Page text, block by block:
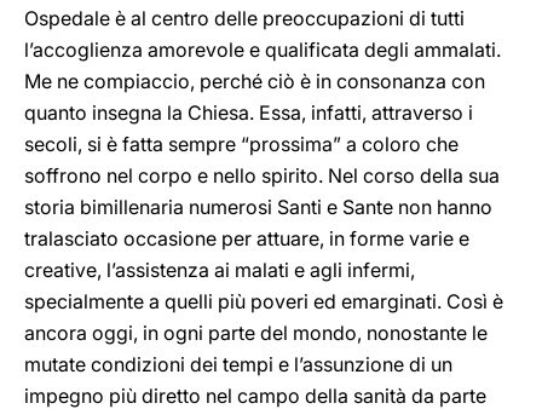
Ospedale è al centro delle preoccupazioni di tutti
l’accoglienza amorevole e qualificata degli ammalati.
Me ne compiaccio, perché ciò è in consonanza con
quanto insegna la Chiesa. Essa, infatti, attraverso i
secoli, si è fatta sempre “prossima” a coloro che
soffrono nel corpo e nello spirito. Nel corso della sua
storia bimillenaria numerosi Santi e Sante non hanno
tralasciato occasione per attuare, in forme varie e
creative, l’assistenza ai malati e agli infermi,
specialmente a quelli più poveri ed emarginati. Così è
ancora oggi, in ogni parte del mondo, nonostante le
mutate condizioni dei tempi e l’assunzione di un
impegno più diretto nel campo della sanità da parte